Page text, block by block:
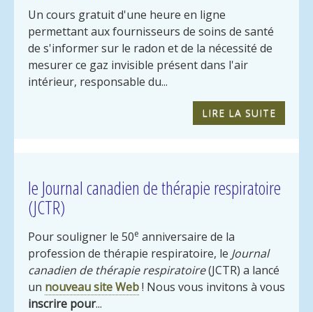
Un cours gratuit d'une heure en ligne
permettant aux fournisseurs de soins de santé
de s'informer sur le radon et de la nécessité de
mesurer ce gaz invisible présent dans l'air
intérieur, responsable du...
LIRE LA SUITE
le Journal canadien de thérapie respiratoire
(JCTR)
Pour souligner le 50e anniversaire de la
profession de thérapie respiratoire, le Journal
canadien de thérapie respiratoire(JCTR) a lancé
un nouveau site Web! Nous vous invitons à vous
inscrire pour...